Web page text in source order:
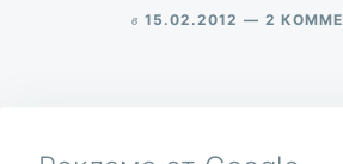
в 15.02.2012 2